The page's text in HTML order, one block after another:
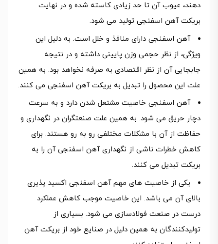
دهند، عیوب آن تا حد زیادی کاسته شده و در نهایت
بریکت آهن اسفنجی تولید می شود.
آهن اسفنجی دارای منافذ و خلل است. به دلیل این
ویژگی، از نظر حجمی وزن پایینی داشته و در نتیجه
جابجایی آن از نظر اقتصادی به صرفه نخواهد بود. به همین
علت این محصول را تبدیل به بریکت آهن اسفنجی می کنند.
آهن اسفنجی خاصیت مشتعل شدن دارد و به سرعت
دچار حریق می شود. به همین علت صنعتگران در نگهداری و
حفاظت از آن با مشکلات مختلفی رو به رو هستند. برای
کاهش خطرات ناشی از نگهداری آهن اسفنجی آن را به
بریکت تبدیل می کنند.
یکی از خاصیت های مهم آهن اسفنجی اکسید پذیری
بالای آن می باشد. این خاصیت موجب کاهش عملکرد
درست در صنعت فولادسازی می شود. بسیاری از
تولیدکنندگان به همین دلیل در صنایع خود از بریکت آهن